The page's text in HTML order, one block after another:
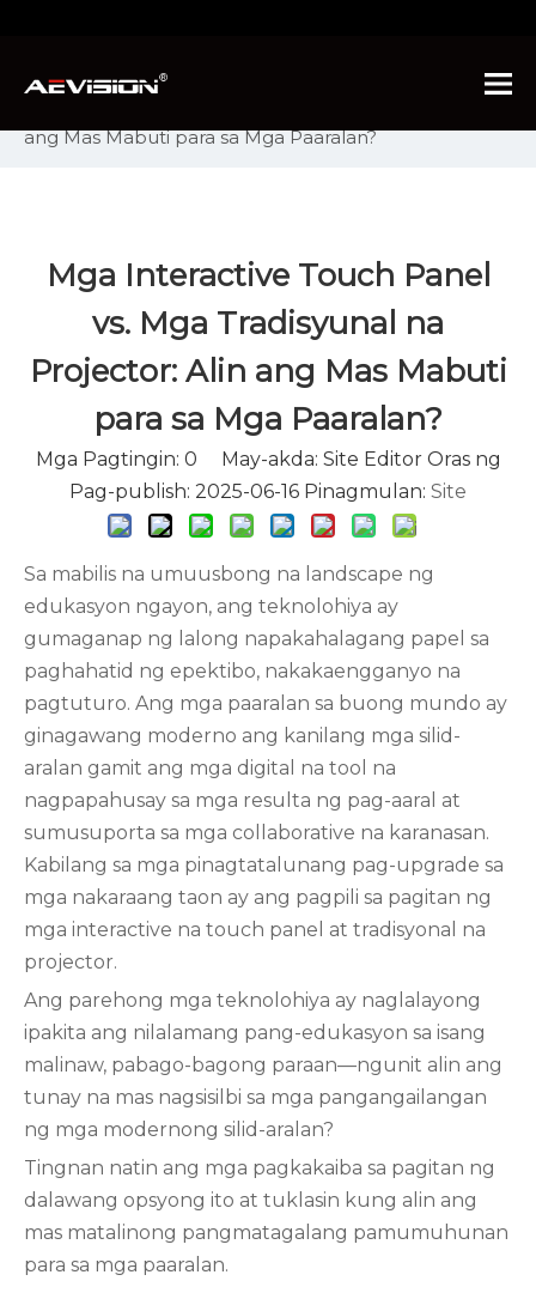
Touch Panels vs. Mga Tradisyunal na Projector: Alin
ang Mas Mabuti para sa Mga Paaralan?
Mga Interactive Touch Panel
vs. Mga Tradisyunal na
Projector: Alin ang Mas Mabuti
para sa Mga Paaralan?
Mga Pagtingin: 0 May-akda: Site Editor Oras ng
Pag-publish: 2025-06-16 Pinagmulan: Site
Sa mabilis na umuusbong na landscape ng
edukasyon ngayon, ang teknolohiya ay
gumaganap ng lalong napakahalagang papel sa
paghahatid ng epektibo, nakakaengganyo na
pagtuturo. Ang mga paaralan sa buong mundo ay
ginagawang moderno ang kanilang mga silid-
aralan gamit ang mga digital na tool na
nagpapahusay sa mga resulta ng pag-aaral at
sumusuporta sa mga collaborative na karanasan.
Kabilang sa mga pinagtatalunang pag-upgrade sa
mga nakaraang taon ay ang pagpili sa pagitan ng
mga interactive na touch panel at tradisyonal na
projector.
Ang parehong mga teknolohiya ay naglalayong
ipakita ang nilalamang pang-edukasyon sa isang
malinaw, pabago-bagong paraan—ngunit alin ang
tunay na mas nagsisilbi sa mga pangangailangan
ng mga modernong silid-aralan?
Tingnan natin ang mga pagkakaiba sa pagitan ng
dalawang opsyong ito at tuklasin kung alin ang
mas matalinong pangmatagalang pamumuhunan
para sa mga paaralan.